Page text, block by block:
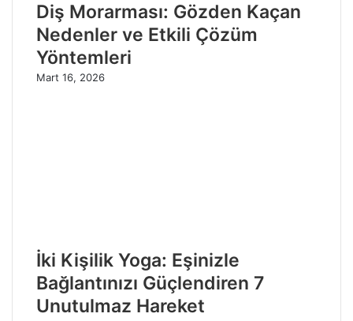
Diş Morarması: Gözden Kaçan
Nedenler ve Etkili Çözüm
Yöntemleri
Mart 16, 2026
İki Kişilik Yoga: Eşinizle
Bağlantınızı Güçlendiren 7
Unutulmaz Hareket